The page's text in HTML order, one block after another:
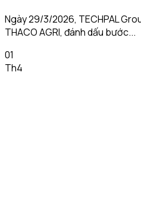
Ngày 29/3/2026, TECHPAL
THACO AGRI, đánh dấu bước...
01
Th4